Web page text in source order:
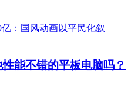
能不错的平板电脑吗？